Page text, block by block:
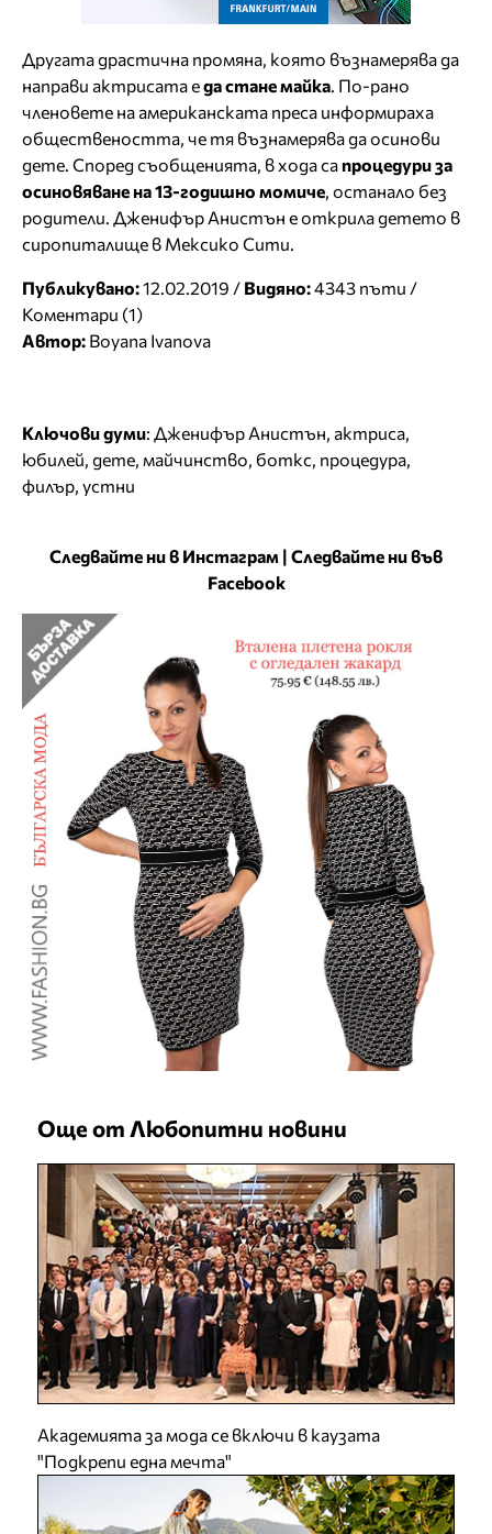
Другата драстична промяна, която възнамерява да
направи актрисата еда стане майка . По-рано
членовете на американската преса информираха
обществеността, че тя възнамерява да осинови
дете. Според съобщенията, в хода са процедури за
осиновяване на 13-годишно момиче , останало без
родители. Дженифър Анистън е открила детето в
сиропиталище в Мексико Сити.
Публикувано:12.02.2019 / Видяно:4343 пъти /
Коментари (1)
Автор: Boyana Ivanova
Ключови думи: Дженифър Анистън актриса
юбилей дете майчинство боткс процедура
филър устни
Следвайте ни в Инстаграм | Следвайте ни във
Facebook
Още от Любопитни новини
Академията за мода се включи в каузата
"Подкрепи една мечта"